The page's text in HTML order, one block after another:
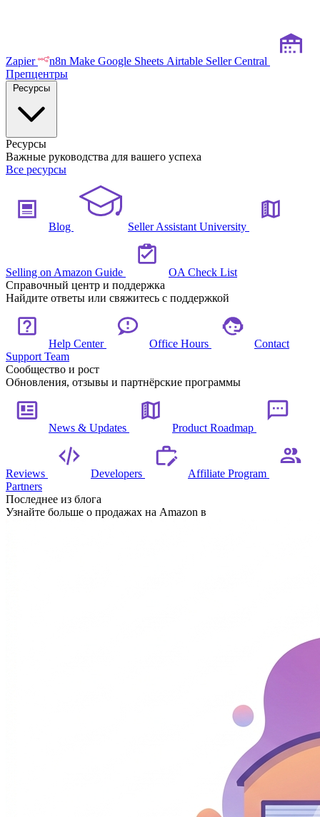
Zapier n8n Make Google Sheets Airtable Seller Central
Препцентры
Ресурсы
Важные руководства для вашего успеха
Все ресурсы
Blog Seller Assistant University
Selling on Amazon Guide
OA Check List
Справочный центр и поддержка
Найдите ответы или свяжитесь с поддержкой
Help Center Office Hours
Contact
Support Team
Сообщество и рост
Обновления, отзывы и партнёрские программы
News & Updates Product Roadmap
Reviews Developers
Affiliate Program
Partners
Последнее из блога
Узнайте больше о продажах на Amazon в